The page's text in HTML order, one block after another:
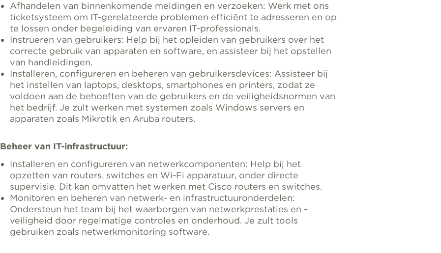
Afhandelen van binnenkomende meldingen en verzoeken: Werk met ons
ticketsysteem om IT-gerelateerde problemen efficiënt te adresseren en op
te lossen onder begeleiding van ervaren IT-professionals.
Instrueren van gebruikers: Help bij het opleiden van gebruikers over het
correcte gebruik van apparaten en software, en assisteer bij het opstellen
van handleidingen.
Installeren, configureren en beheren van gebruikersdevices: Assisteer bij
het instellen van laptops, desktops, smartphones en printers, zodat ze
voldoen aan de behoeften van de gebruikers en de veiligheidsnormen van
het bedrijf. Je zult werken met systemen zoals Windows servers en
apparaten zoals Mikrotik en Aruba routers.
Beheer van IT-infrastructuur:
Installeren en configureren van netwerkcomponenten: Help bij het
opzetten van routers, switches en Wi-Fi apparatuur, onder directe
supervisie. Dit kan omvatten het werken met Cisco routers en switches.
Monitoren en beheren van netwerk- en infrastructuuronderdelen:
Ondersteun het team bij het waarborgen van netwerkprestaties en -
veiligheid door regelmatige controles en onderhoud. Je zult tools
gebruiken zoals netwerkmonitoring software.